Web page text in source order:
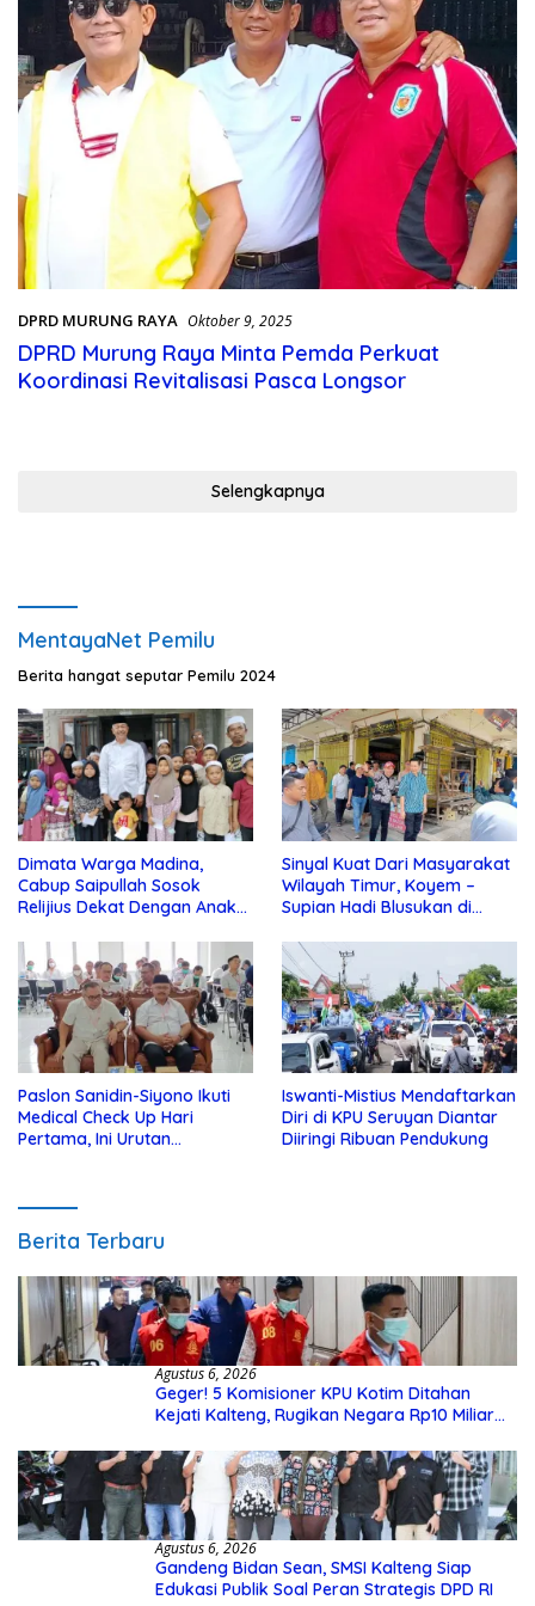
DPRD MURUNG RAYA Oktober 9, 2025
DPRD Murung Raya Minta Pemda Perkuat
Koordinasi Revitalisasi Pasca Longsor
Selengkapnya
MentayaNet Pemilu
Berita hangat seputar Pemilu 2024
Dimata Warga Madina,
Cabup Saipullah Sosok
Relijius Dekat Dengan Anak
Sinyal Kuat Dari Masyarakat
Wilayah Timur, Koyem –
Supian Hadi Blusukan di
Paslon Sanidin-Siyono Ikuti
Medical Check Up Hari
Pertama, Ini Urutan
Iswanti-Mistius Mendaftarkan
Diri di KPU Seruyan Diantar
Diiringi Ribuan Pendukung
Berita Terbaru
Agustus 6, 2026
Geger! 5 Komisioner KPU Kotim Ditahan
Kejati Kalteng, Rugikan Negara Rp10 Miliar
Agustus 6, 2026
Gandeng Bidan Sean, SMSI Kalteng Siap
Edukasi Publik Soal Peran Strategis DPD RI